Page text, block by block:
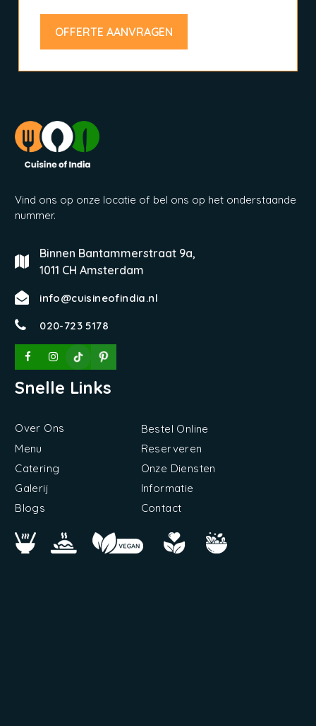
Vind ons op onze locatie of bel ons op het onderstaande
nummer.
Binnen Bantammerstraat 9a,
1011 CH Amsterdam
info@cuisineofindia.nl
020-723 5178
Snelle Links
Over Ons
Bestel Online
Menu
Reserveren
Catering
Onze Diensten
Galerij
Informatie
Blogs
Contact